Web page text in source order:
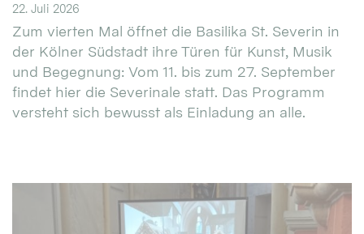
22. Juli 2026
Zum vierten Mal öffnet die Basilika St. Severin in
der Kölner Südstadt ihre Türen für Kunst, Musik
und Begegnung: Vom 11. bis zum 27. September
findet hier die Severinale statt. Das Programm
versteht sich bewusst als Einladung an alle.